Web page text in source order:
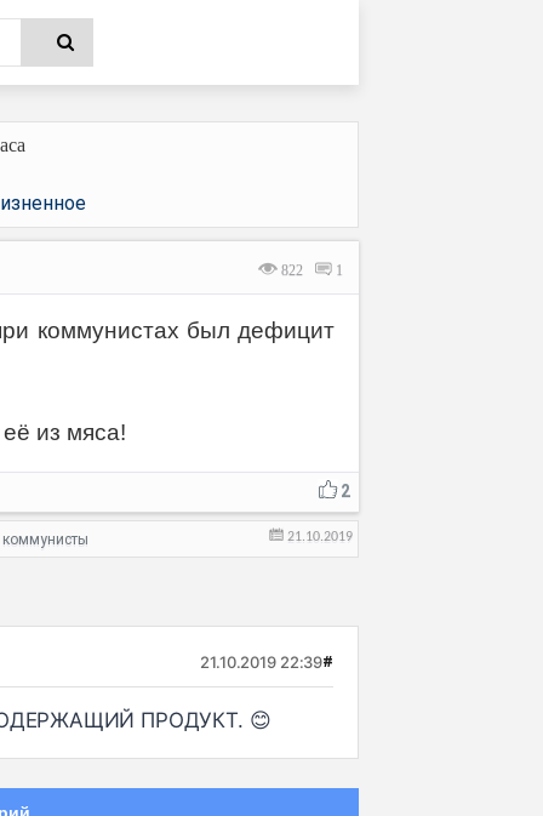
822 1
коммунистах был дефицит
из мяса!
2
21.10.2019
коммунисты
21.10.2019 22:39#
ПРОДУКТ. 😊